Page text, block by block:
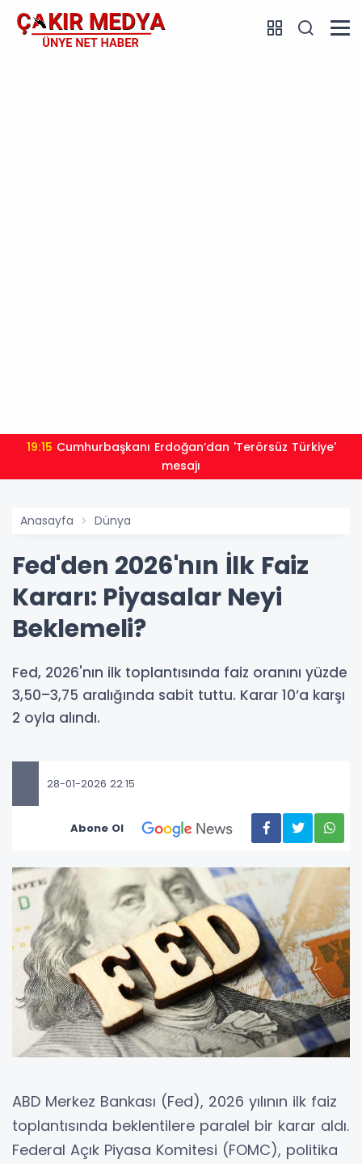
19:15
mesajı
Anasayfa Dünya
Fed'den 2026'nın İlk Faiz
Kararı: Piyasalar Neyi
Beklemeli?
Fed, 2026'nın ilk toplantısında faiz oranını yüzde
3,50–3,75 aralığında sabit tuttu. Karar 10’a karşı
2 oyla alındı.
28-01-2026 22:15
Abone Ol
ABD Merkez Bankası (Fed), 2026 yılının ilk faiz
toplantısında beklentilere paralel bir karar aldı.
Federal Açık Piyasa Komitesi (FOMC), politika